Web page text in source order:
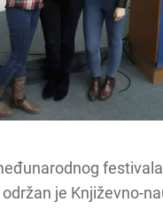
je Književno-